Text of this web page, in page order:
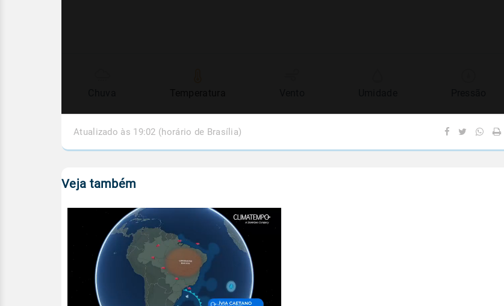
Atualizado às 19:02 (horário de Brasília)
Veja também